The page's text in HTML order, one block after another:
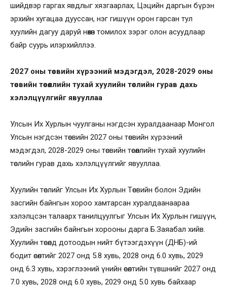
шийдвэр гаргах явдлыг хязгаарлах, Цэцийн даргын бүрэн
эрхийн хугацаа дууссан, нэг гишүүн орон гарсан тул
хуулийн дагуу даруй нөхөн томилох зэрэг олон асуудлаар
байр суурь илэрхийллээ.
2027 оны төсвийн хүрээний мэдэгдэл, 2028-2029 оны
төсвийн төсөөллийн тухай хуулийн төслийн гурав дахь
хэлэлцүүлгийг явууллаа
Улсын Их Хурлын чуулганы нэгдсэн хуралдаанаар Монгол
Улсын нэгдсэн төсвийн 2027 оны төсвийн хүрээний
мэдэгдэл, 2028-2029 оны төсвийн төсөөллийн тухай хуулийн
төслийн гурав дахь хэлэлцүүлгийг явууллаа.
Хуулийн төслийг Улсын Их Хурлын Төсвийн болон Эдийн
засгийн байнгын хороо хамтарсан хуралдаанаараа
хэлэлцсэн талаарх танилцуулгыг Улсын Их Хурлын гишүүн,
Эдийн засгийн байнгын хорооны дарга Б.Заяабал хийв.
Хуулийн төсөлд дотоодын нийт бүтээгдэхүүн (ДНБ)-ий
бодит өсөлтийг 2027 онд 5.8 хувь, 2028 онд 6.0 хувь, 2029
онд 6.3 хувь, хэрэглээний үнийн өсөлтийн түвшнийг 2027 онд
7.0 хувь, 2028 онд 6.0 хувь, 2029 онд 5.0 хувь байхаар